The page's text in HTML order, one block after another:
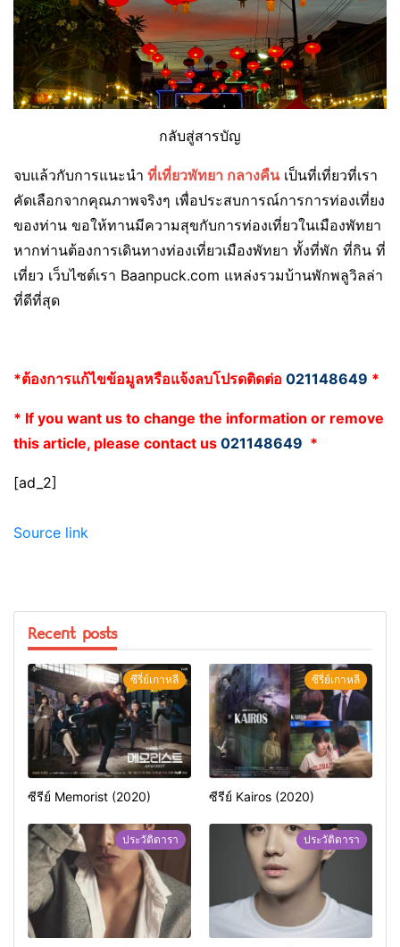
กลับสู่สารบัญ
จบแล้วกับการแนะนำ ที่เที่ยวพัทยา กลางคืนเป็นที่เที่ยวที่เรา
คัดเลือกจากคุณภาพจริงๆ เพื่อประสบการณ์การการท่องเที่ยง
ของท่าน ขอให้ทานมีความสุขกับการท่องเที่ยวในเมืองพัทยา
หากท่านต้องการเดินทางท่องเที่ยวเมืองพัทยา ทั้งที่พัก ที่กิน ที่
เที่ยว เว็บไซต์เรา Baanpuck.com แหล่งรวมบ้านพักพลูวิลล่า
ที่ดีที่สุด
*ต้องการแก้ไขข้อมูลหรือแจ้งลบโปรดติดต่อ 021148649 *
* If you want us to change the information or remove
this article, please contact us 021148649 *
[ad_2]
Source link
Recent posts
ซีรี่ย์เกาหลี
ซีรีย์ Memorist (2020)
ซีรี่ย์เกาหลี
ซีรีย์ Kairos (2020)
ประวัติดารา ประวัติดารา